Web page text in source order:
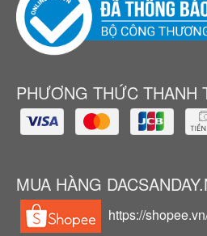
PHƯƠNG THỨC THANH
MUA HÀNG
https://